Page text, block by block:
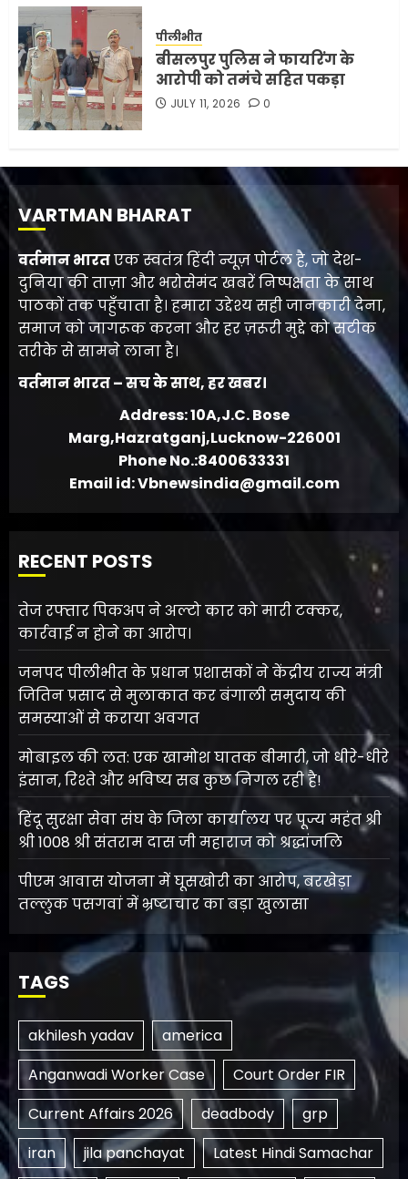
पीलीभीत
बीसलपुर पुलिस ने फायरिंग के
आरोपी को तमंचे सहित पकड़ा
JULY 11, 2026 0
VARTMAN BHARAT
वर्तमान भारतएक स्वतंत्र हिंदी न्यूज़ पोर्टल है, जो देश-
दुनिया की ताज़ा और भरोसेमंद खबरें निष्पक्षता के साथ
पाठकों तक पहुँचाता है। हमारा उद्देश्य सही जानकारी देना,
समाज को जागरूक करना और हर ज़रूरी मुद्दे को सटीक
तरीके से सामने लाना है।
वर्तमान भारत – सच के साथ, हर खबर।
Address: 10A,J.C. Bose
Marg,Hazratganj,Lucknow-226001
Phone No.:8400633331
Email id: Vbnewsindia@gmail.com
RECENT POSTS
तेज रफ्तार पिकअप ने अल्टो कार को मारी टक्कर,
कार्रवाई न होने का आरोप।
जनपद पीलीभीत के प्रधान प्रशासकों ने केंद्रीय राज्य मंत्री
जितिन प्रसाद से मुलाकात कर बंगाली समुदाय की
समस्याओं से कराया अवगत
मोबाइल की लत: एक खामोश घातक बीमारी, जो धीरे-धीरे
इंसान, रिश्ते और भविष्य सब कुछ निगल रही है!
हिंदू सुरक्षा सेवा संघ के जिला कार्यालय पर पूज्य महंत श्री
श्री 1008 श्री संतराम दास जी महाराज को श्रद्धांजलि
पीएम आवास योजना में घूसखोरी का आरोप, बरखेड़ा
तल्लुक पसगवां में भ्रष्टाचार का बड़ा खुलासा
TAGS
akhilesh yadav
america
Anganwadi Worker Case
Court Order FIR
Current Affairs 2026
deadbody
grp
iran
jila panchayat
Latest Hindi Samachar